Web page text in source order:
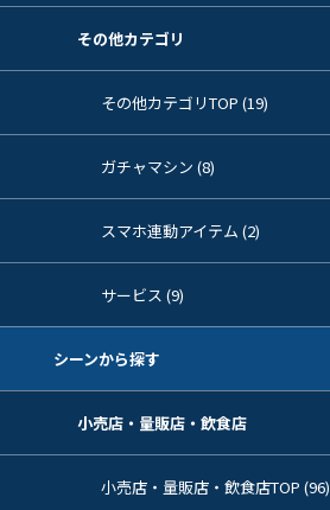
その他カテゴリ
その他カテゴリTOP (19)
ガチャマシン (8)
スマホ連動アイテム (2)
サービス (9)
シーンから探す
小売店・量販店・飲食店
小売店・量販店・飲食店TOP (96)